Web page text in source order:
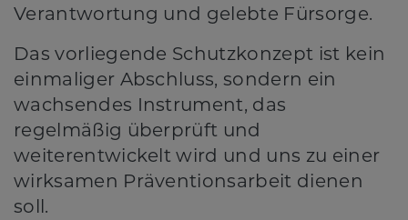
Verantwortung und gelebte Fürsorge.
Das vorliegende Schutzkonzept ist kein
einmaliger Abschluss, sondern ein
wachsendes Instrument, das
regelmäßig überprüft und
weiterentwickelt wird und uns zu einer
wirksamen Präventionsarbeit dienen
soll.